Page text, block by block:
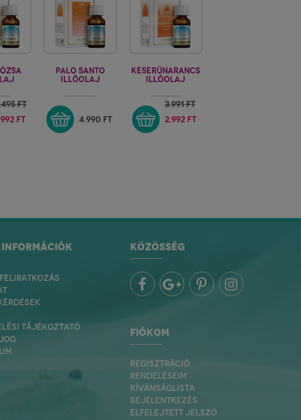
FT
FT
PALO SANTO
ILLÓOLAJ
4.990 FT
KESERŰNARANCS
ILLÓOLAJ
3.991FT
2.992 FT
TÁJÉKOZTATÓ
KÖZÖSSÉG
FIÓKOM
REGISZTRÁCIÓ
RENDELÉSEIM
KÍVÁNSÁGLISTA
BEJELENTKEZÉS
ELFELEJTETT JELSZÓ